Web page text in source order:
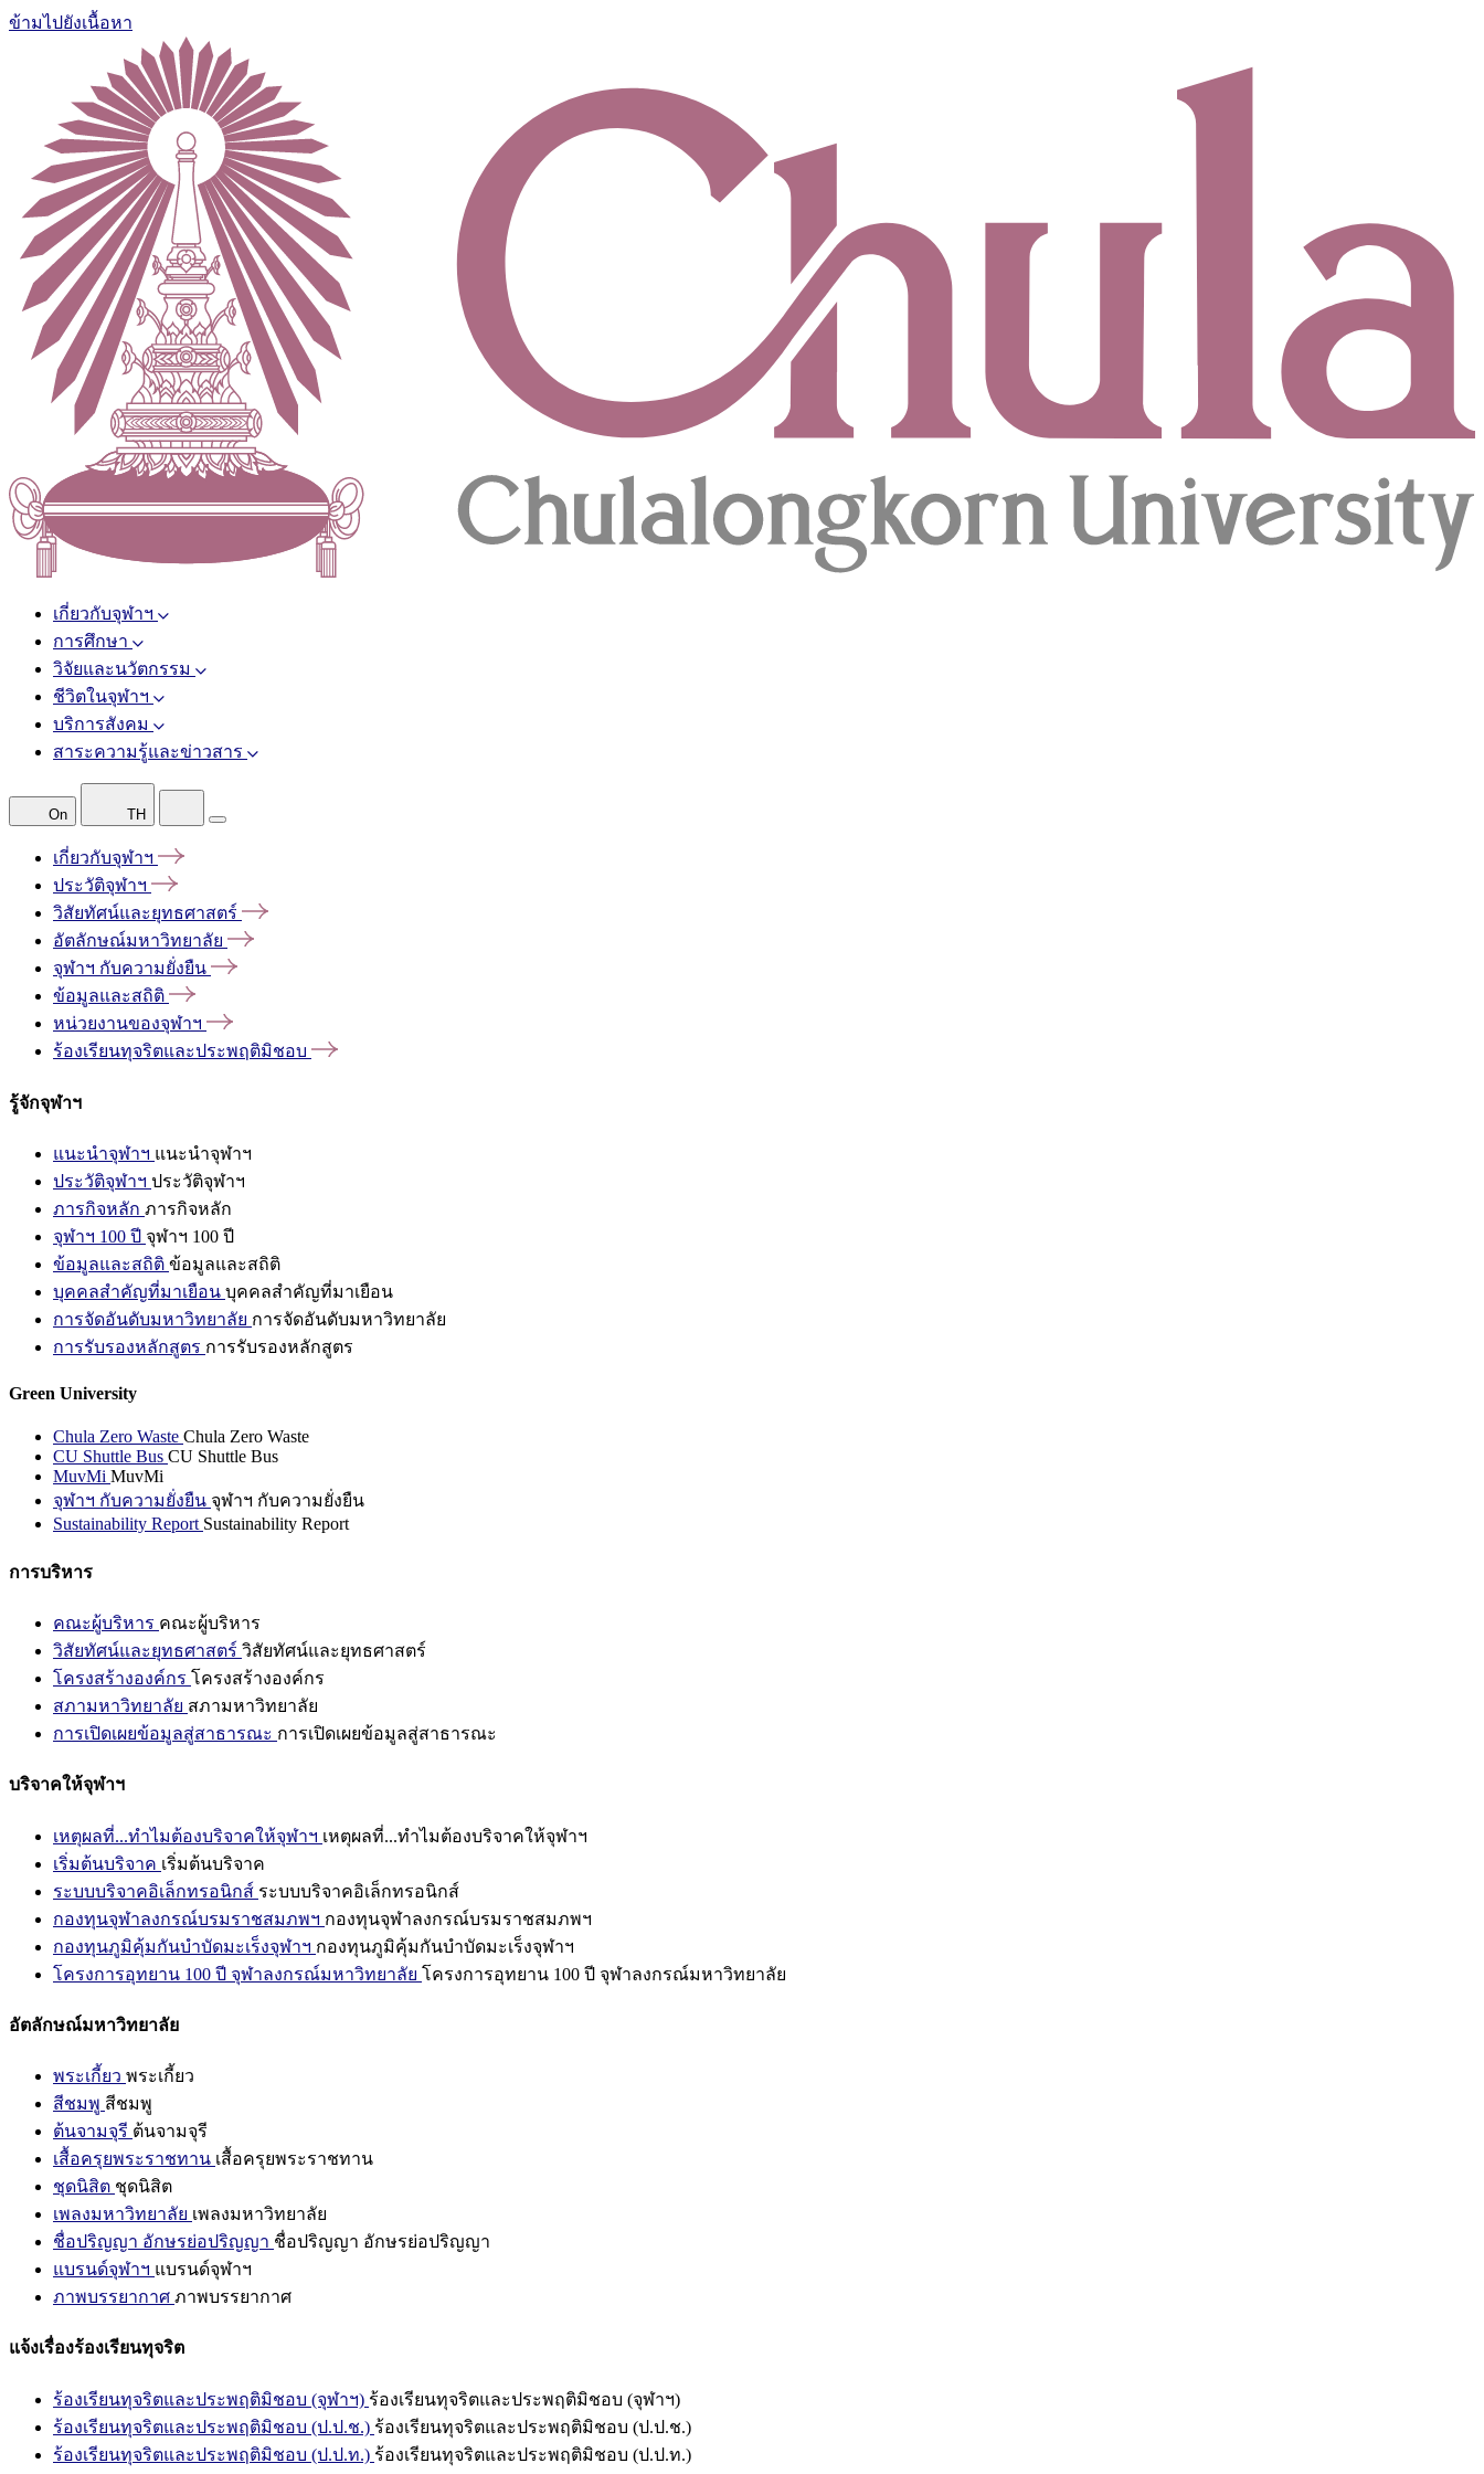
ข้ามไปยังเนื้อหา
เกี่ยวกับจุฬาฯ
การศึกษา
วิจัยและนวัตกรรม
ชีวิตในจุฬาฯ
บริการสังคม
สาระความรู้และข่าวสาร
On TH
เกี่ยวกับจุฬาฯ
ประวัติจุฬาฯ
วิสัยทัศน์และยุทธศาสตร์
อัตลักษณ์มหาวิทยาลัย
จุฬาฯ กับความยั่งยืน
ข้อมูลและสถิติ
หน่วยงานของจุฬาฯ
ร้องเรียนทุจริตและประพฤติมิชอบ
รู้จักจุฬาฯ
แนะนำจุฬาฯ แนะนำจุฬาฯ
ประวัติจุฬาฯ ประวัติจุฬาฯ
ภารกิจหลัก ภารกิจหลัก
จุฬาฯ 100 ปี จุฬาฯ 100 ปี
ข้อมูลและสถิติ ข้อมูลและสถิติ
บุคคลสำคัญที่มาเยือน บุคคลสำคัญที่มาเยือน
การจัดอันดับมหาวิทยาลัย การจัดอันดับมหาวิทยาลัย
การรับรองหลักสูตร การรับรองหลักสูตร
Green University
Chula Zero Waste Chula Zero Waste
CU Shuttle Bus CU Shuttle Bus
MuvMi MuvMi
จุฬาฯ กับความยั่งยืน จุฬาฯ กับความยั่งยืน
Sustainability Report Sustainability Report
การบริหาร
คณะผู้บริหาร คณะผู้บริหาร
วิสัยทัศน์และยุทธศาสตร์ วิสัยทัศน์และยุทธศาสตร์
โครงสร้างองค์กร โครงสร้างองค์กร
สภามหาวิทยาลัย สภามหาวิทยาลัย
การเปิดเผยข้อมูลสู่สาธารณะ การเปิดเผยข้อมูลสู่สาธารณะ
บริจาคให้จุฬาฯ
เหตุผลที่...ทำไมต้องบริจาคให้จุฬาฯ เหตุผลที่...ทำไมต้องบริจาคให้จุฬาฯ
เริ่มต้นบริจาค เริ่มต้นบริจาค
ระบบบริจาคอิเล็กทรอนิกส์ ระบบบริจาคอิเล็กทรอนิกส์
กองทุนจุฬาลงกรณ์บรมราชสมภพฯ กองทุนจุฬาลงกรณ์บรมราชสมภพฯ
กองทุนภูมิคุ้มกันบำบัดมะเร็งจุฬาฯ กองทุนภูมิคุ้มกันบำบัดมะเร็งจุฬาฯ
โครงการอุทยาน 100 ปี จุฬาลงกรณ์มหาวิทยาลัย โครงการอุทยาน 100 ปี จุฬาลงกรณ์มหาวิทยาลัย
อัตลักษณ์มหาวิทยาลัย
พระเกี้ยว พระเกี้ยว
สีชมพู สีชมพู
ต้นจามจุรี ต้นจามจุรี
เสื้อครุยพระราชทาน เสื้อครุยพระราชทาน
ชุดนิสิต ชุดนิสิต
เพลงมหาวิทยาลัย เพลงมหาวิทยาลัย
ชื่อปริญญา อักษรย่อปริญญา ชื่อปริญญา อักษรย่อปริญญา
แบรนด์จุฬาฯ แบรนด์จุฬาฯ
ภาพบรรยากาศ ภาพบรรยากาศ
แจ้งเรื่องร้องเรียนทุจริต
ร้องเรียนทุจริตและประพฤติมิชอบ (จุฬาฯ) ร้องเรียนทุจริตและประพฤติมิชอบ (จุฬาฯ)
ร้องเรียนทุจริตและประพฤติมิชอบ (ป.ป.ช.) ร้องเรียนทุจริตและประพฤติมิชอบ (ป.ป.ช.)
ร้องเรียนทุจริตและประพฤติมิชอบ (ป.ป.ท.) ร้องเรียนทุจริตและประพฤติมิชอบ (ป.ป.ท.)